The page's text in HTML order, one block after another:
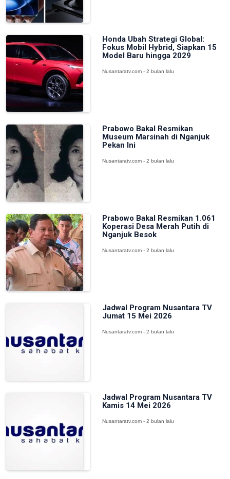
Honda Ubah Strategi Global:
Fokus Mobil Hybrid, Siapkan 15
Model Baru hingga 2029
Nusantaratv.com - 2 bulan lalu
Prabowo Bakal Resmikan
Museum Marsinah di Nganjuk
Pekan Ini
Nusantaratv.com - 2 bulan lalu
Prabowo Bakal Resmikan 1.061
Koperasi Desa Merah Putih di
Nganjuk Besok
Nusantaratv.com - 2 bulan lalu
Jadwal Program Nusantara TV
Jumat 15 Mei 2026
Nusantaratv.com - 2 bulan lalu
Jadwal Program Nusantara TV
Kamis 14 Mei 2026
Nusantaratv.com - 2 bulan lalu